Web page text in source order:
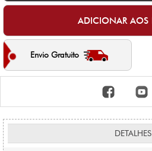
Envio Gratuito
DETALHES